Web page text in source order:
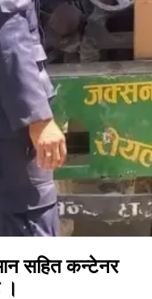
सहित कन्टेनर
।